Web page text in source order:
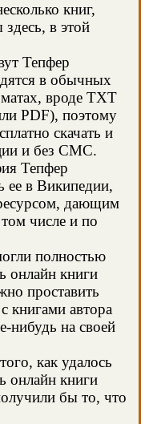
книг,
в этой
Тепфер
в обычных
вроде TXT
PDF), поэтому
скачать и
и без СМС.
Тепфер
ее в Википедии,
дающим
числе и по
полностью
онлайн книги
проставить
книгами автора
нибудь на своей
как удалось
онлайн книги
бы то, что